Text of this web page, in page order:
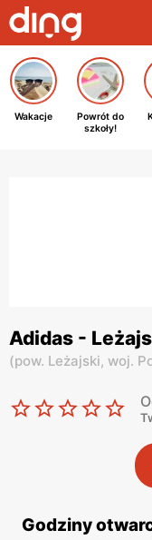
Wakacje
Powrót do
szkoły!
Adidas -
(pow. Leżajski, woj.
Godziny